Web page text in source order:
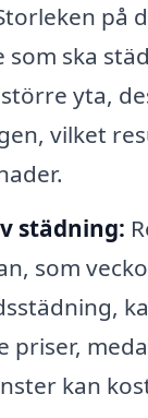
på
ska
yta,
vilket
städning:
som
priser,
kan